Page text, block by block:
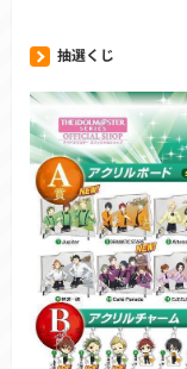
抽選くじ